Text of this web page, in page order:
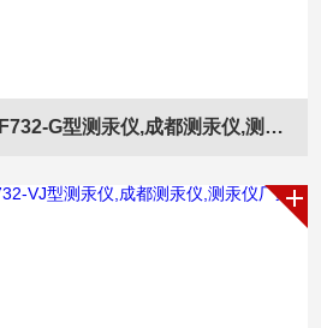
F732-G型测汞仪,成都测汞仪,测汞仪厂家